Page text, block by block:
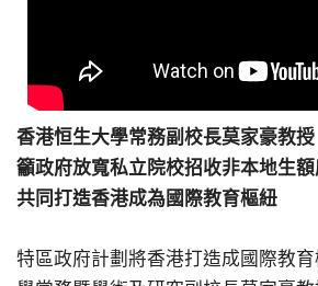
香港恒生大學常務副校長莫家豪教授
籲政府放寬私立院校招收非本地生
共同打造香港成為國際教育樞紐
特區政府計劃將香港打造成國際教